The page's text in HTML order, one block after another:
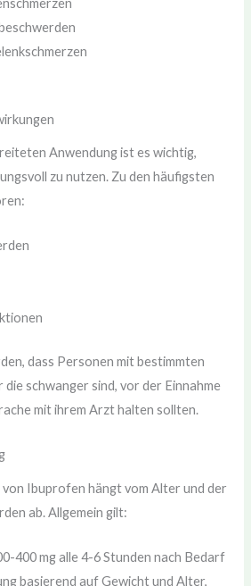
Anwendung ist es wichtig,
zu nutzen. Zu den häufigsten
dass Personen mit bestimmten
schwanger sind, vor der Einnahme
mit ihrem Arzt halten sollten.
Ibuprofen hängt vom Alter und der
ab. Allgemein gilt:
400 mg alle 4-6 Stunden nach Bedarf
basierend auf Gewicht und Alter,